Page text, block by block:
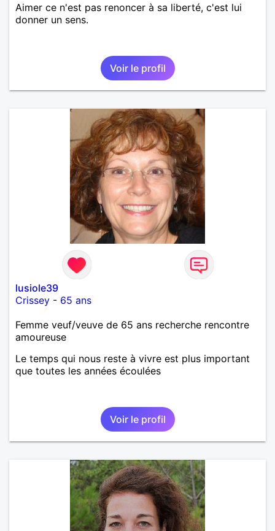
Aimer ce n'est pas renoncer à sa liberté, c'est lui
donner un sens.
Voir le profil
lusiole39
Crissey - 65 ans
Femme veuf/veuve de 65 ans recherche rencontre
amoureuse
Le temps qui nous reste à vivre est plus important
que toutes les années écoulées
Voir le profil